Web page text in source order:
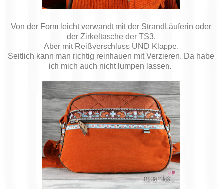
Von der Form leicht verwandt mit der StrandLäuferin oder
der Zirkeltasche der TS3.
Aber mit Reißverschluss UND Klappe.
Seitlich kann man richtig reinhauen mit Verzieren. Da habe
ich mich auch nicht lumpen lassen.